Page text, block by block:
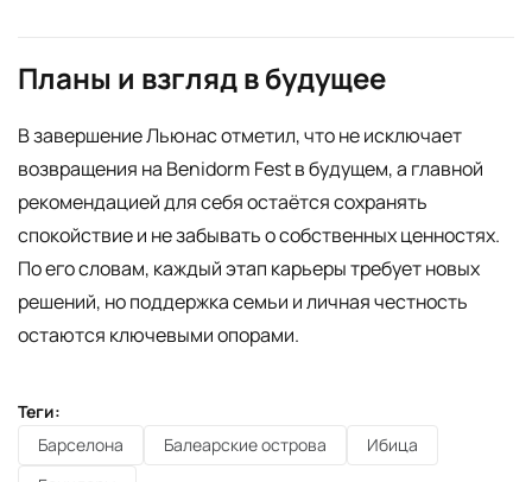
Планы и взгляд в будущее
В завершение Льюнас отметил, что не исключает
возвращения на Benidorm Fest в будущем, а главной
рекомендацией для себя остаётся сохранять
спокойствие и не забывать о собственных ценностях.
По его словам, каждый этап карьеры требует новых
решений, но поддержка семьи и личная честность
остаются ключевыми опорами.
Теги:
Барселона
Балеарские острова
Ибица